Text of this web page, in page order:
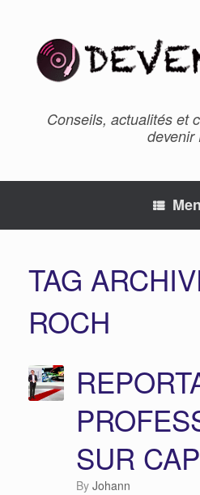
Conseils, actualités et
devenir
TAG
ROCH
SUR
by Johann